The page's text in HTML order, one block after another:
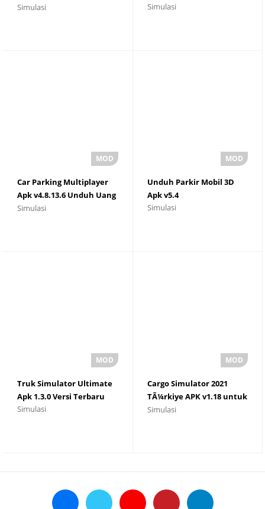
Untuk Android
Simulasi
Simulasi
Car Parking Multiplayer
Apk v4.8.13.6 Unduh Uang
dan Emas Tanpa Batas
Simulasi
Unduh Parkir Mobil 3D
Apk v5.4
Simulasi
Truk Simulator Ultimate
Apk 1.3.0 Versi Terbaru
Simulasi
Cargo Simulator 2021
TÃ¼rkiye APK v1.18 untuk
Unduhan Android
Simulasi